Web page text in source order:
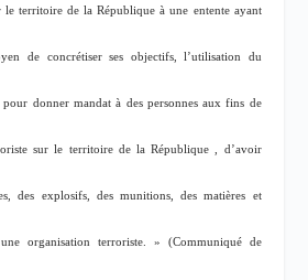
le territoire de la République à une entente ayant
de concrétiser ses objectifs, l’utilisation du
donner mandat à des personnes aux fins de
sur le territoire de la République , d’avoir
des explosifs, des munitions, des matières et
organisation terroriste. » (Communiqué de